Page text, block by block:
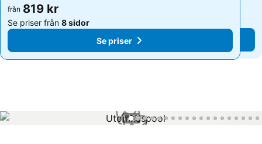
från 819 kr
Se priser från 8 sidor
Se priser
från 819 kr
Se priser från 8 sidor
Se priser
1 / 60